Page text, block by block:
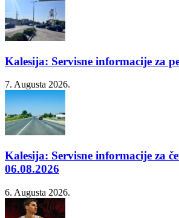
Kalesija: Servisne informacije za
7. Augusta 2026.
Kalesija: Servisne informacije za
06.08.2026
6. Augusta 2026.